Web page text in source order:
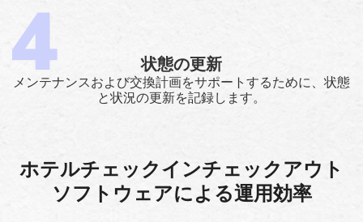
状態の更新
メンテナンスおよび交換計画をサポートするために、状態
と状況の更新を記録します。
ホテルチェックインチェックアウト
ソフトウェアによる運用効率